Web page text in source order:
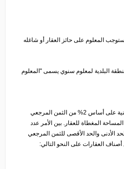
المعلوم على حائز العقار أو شاغله
البلدية لمعلوم سنوي يسمى "المعلوم
يوظف المعلوم على العقارات المبنية على أساس 2% من الثمن المرجعي
المغطاة للعقار. بين الأمر عدد
المؤرخ في: 14-05-2007 الحد الأدنى والحد الأقصى للثمن المرجعي
العقارات على النحو التالي: